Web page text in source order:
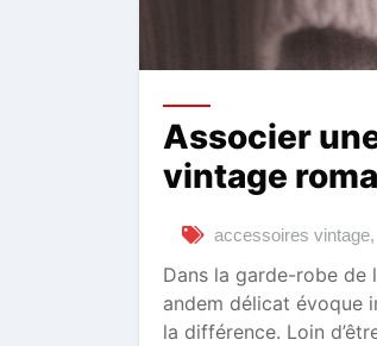
Associer
vintage
accessoires vintage,
Dans la garde-robe de
andem délicat évoque
la différence. Loin